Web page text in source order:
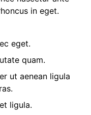
in eget.
eget.
quam.
ut aenean ligula
ligula.